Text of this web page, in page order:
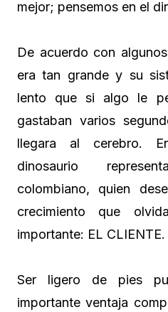
mejor; pensemos en el
De acuerdo con
era tan grande y su
lento que si algo le
gastaban varios
llegara al cerebro.
dinosaurio
colombiano, quien
crecimiento que
importante: EL CLIENTE.
Ser ligero de pies
importante ventaja